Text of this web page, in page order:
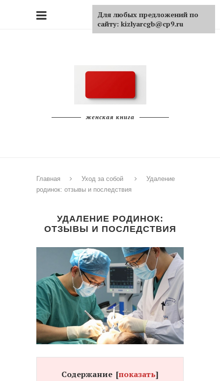
женская книга
Главная Уход за собой
Удаление
родинок: отзывы и последствия
УДАЛЕНИЕ РОДИНОК:
ОТЗЫВЫ И ПОСЛЕДСТВИЯ
Содержание [показать]
Для любых предложений по
сайту: kizlyarcgb@cp9.ru